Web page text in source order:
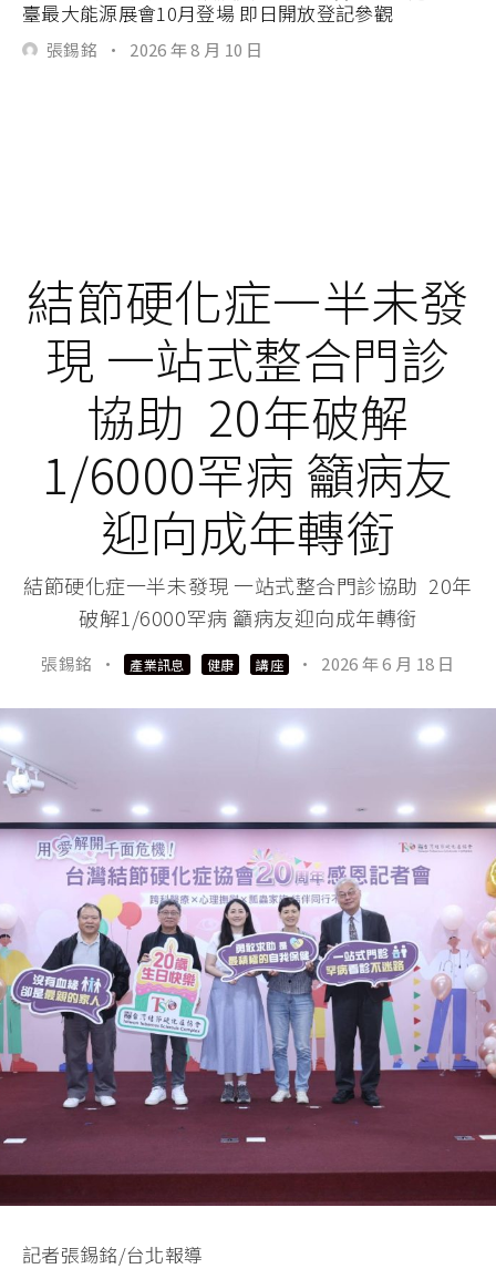
臺最大能源展會10月登場 即日開放登記參觀
張錫銘 · 2026 年 8 月 10 日
結節硬化症一半未發
現 一站式整合門診
協助 20年破解
1/6000罕病 籲病友
迎向成年轉銜
結節硬化症一半未發現 一站式整合門診協助 20年
破解1/6000罕病 籲病友迎向成年轉銜
張錫銘 · 產業訊息 健康 講座 · 2026 年 6 月 18 日
記者張錫銘/台北報導